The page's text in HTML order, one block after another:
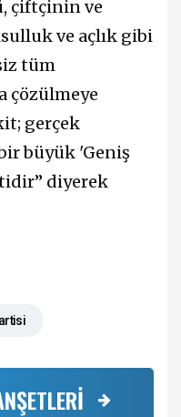
çiftçinin ve
ve açlık gibi
tüm
çözülmeye
gerçek
büyük 'Geniş
diyerek